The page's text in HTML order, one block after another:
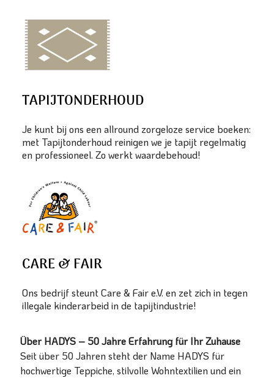
TAPIJTONDERHOUD
Je kunt bij ons een allround zorgeloze service boeken:
met Tapijtonderhoud reinigen we je tapijt regelmatig
en professioneel. Zo werkt waardebehoud!
CARE & FAIR
Ons bedrijf steunt Care & Fair e.V. en zet zich in tegen
illegale kinderarbeid in de tapijtindustrie!
Über HADYS – 50 Jahre Erfahrung für Ihr Zuhause
Seit über 50 Jahren steht der Name HADYS für
hochwertige Teppiche, stilvolle Wohntextilien und ein